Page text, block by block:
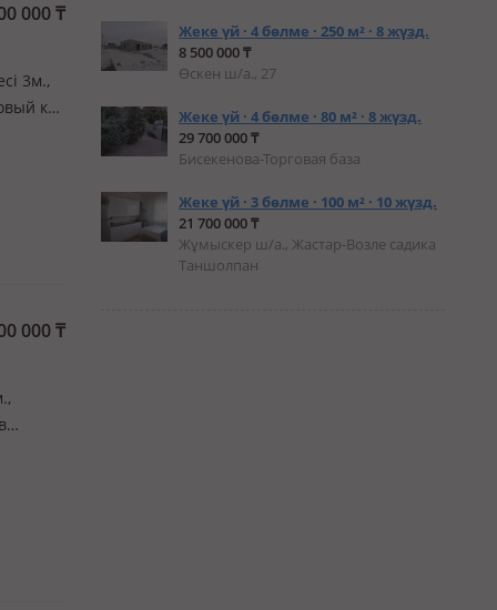
000₸
3м.,
к
000₸
Жеке үй · 4 бөлме · 250 м² · 8 жүзд.
8 500 000 ₸
Өскен ш/а., 27
Жеке үй · 4 бөлме · 80 м² · 8 жүзд.
29 700 000 ₸
Бисекенова-Торговая база
Жеке үй · 3 бөлме · 100 м² · 10 жүзд.
21 700 000 ₸
Жұмыскер ш/а., Жастар-Возле садика
Таншолпан